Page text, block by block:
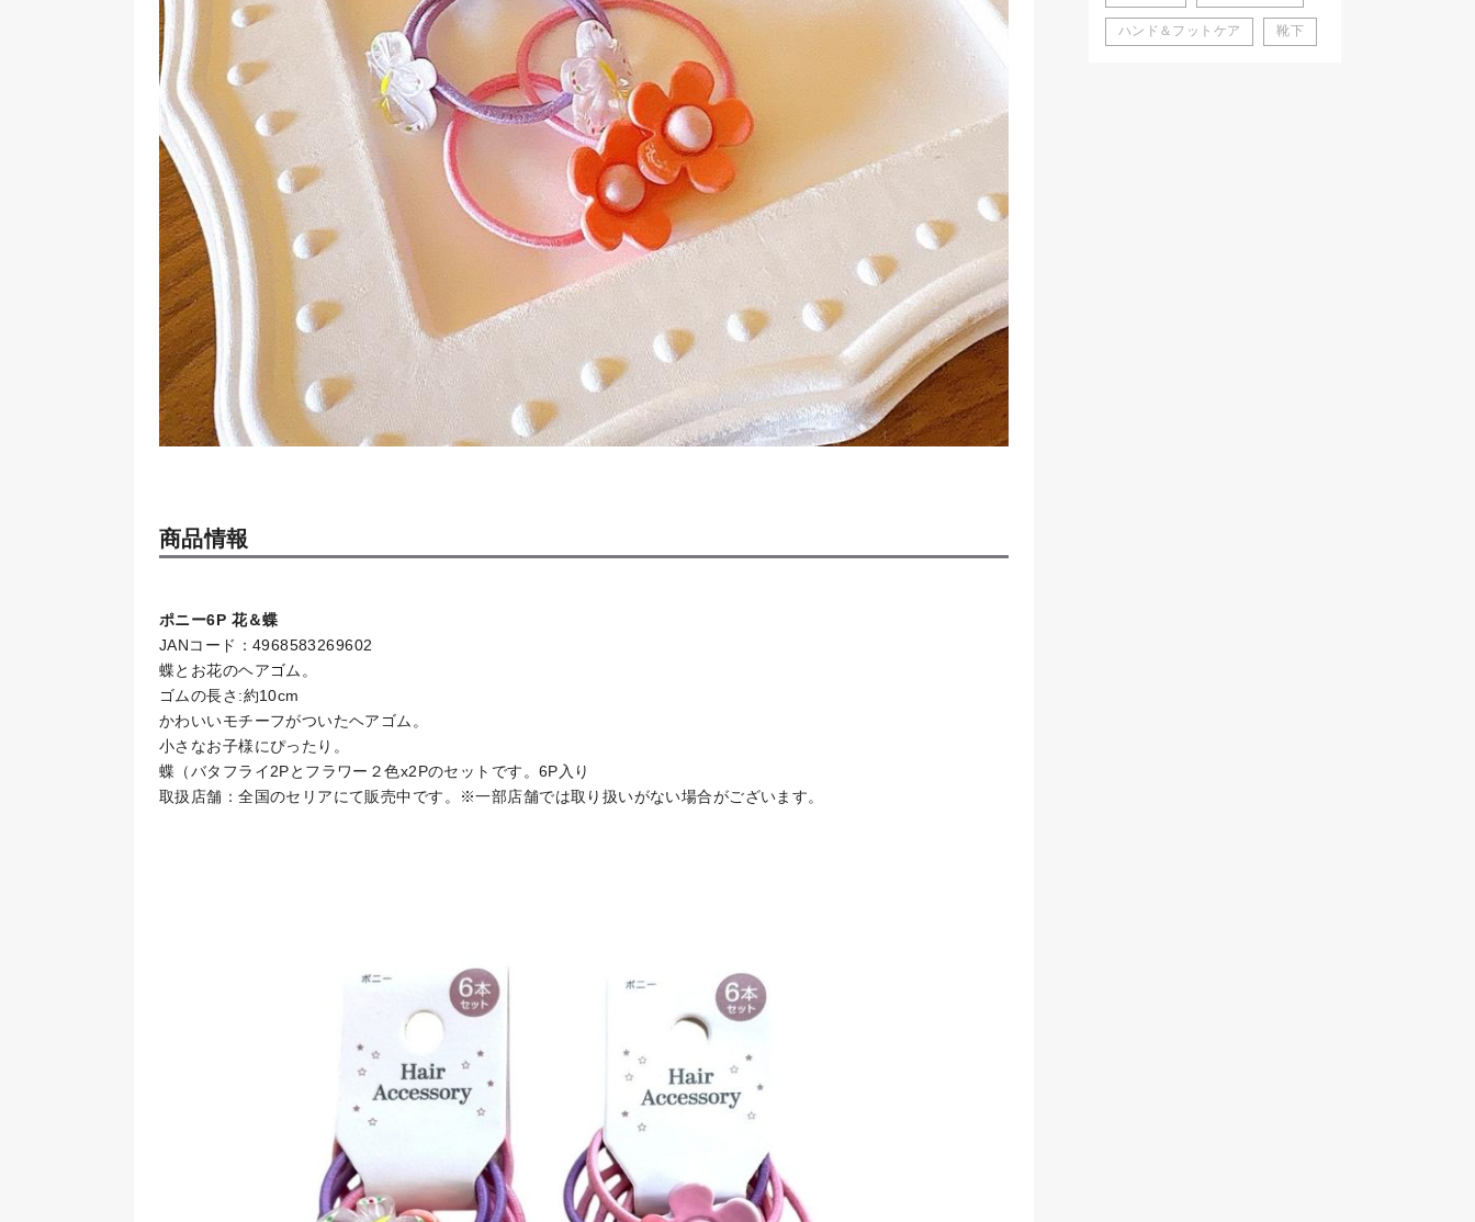
商品情報
ポニー6P 花＆蝶
JANコード：4968583269602
蝶とお花のヘアゴム。
ゴムの長さ:約10cm
かわいいモチーフがついたヘアゴム。
小さなお子様にぴったり。
蝶（バタフライ2Pとフラワー２色x2Pのセットです。6P入り
取扱店舗：全国のセリアにて販売中です。※一部店舗では取り扱いがない場合がございます。
ハンド＆フットケア 靴下